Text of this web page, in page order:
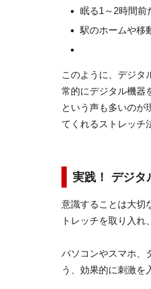
眠る1～2時間前
駅のホームや移
このように、デジタ
常的にデジタル機器
という声も多いのが
てくれるストレッチ
実践！ デジタ
意識することは大切
トレッチを取り入れ
パソコンやスマホ、
う、効果的に刺激を